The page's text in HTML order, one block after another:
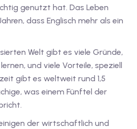
genutzt hat. Das Leben
dass Englisch mehr als ein
Welt gibt es viele Gründe,
und viele Vorteile, speziell
gibt es weltweit rund 1,5
was einem Fünftel der
der wirtschaftlich und